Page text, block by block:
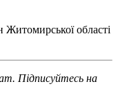
області
Підписуйтесь на